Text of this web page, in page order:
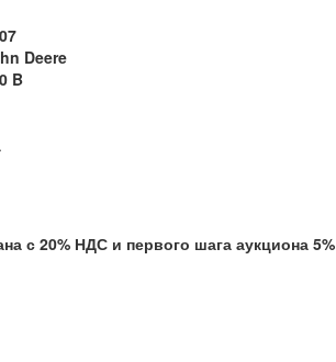
Deere
B
20% НДС и первого шага аукциона 5%